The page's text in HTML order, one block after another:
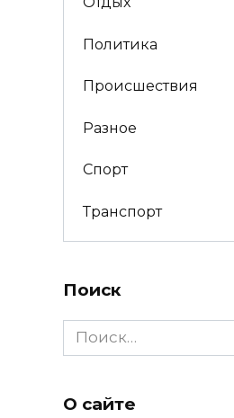
Политика
Происшествия
Разное
Спорт
Транспорт
Поиск
Search
for:
О сайте